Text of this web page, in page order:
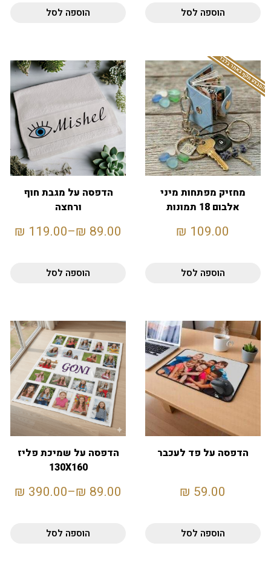
הוספה לסל הוספה לסל
המבצע תקף באתר בלבד
מחזיק מפתחות מיני
אלבום 18 תמונות
109.00
₪
הוספה לסל
הדפסה על מגבת חוף
ורחצה
89.00
₪
–
119.00
₪
הוספה לסל
הדפסה על פד לעכבר
59.00
₪
הוספה לסל
הדפסה על שמיכת פליז
130X160
89.00
₪
–
390.00
₪
הוספה לסל